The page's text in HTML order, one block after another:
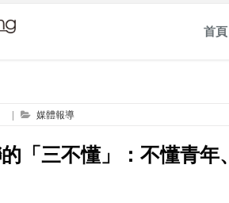
首頁
| 媒體報導
「三不懂」：不懂青年